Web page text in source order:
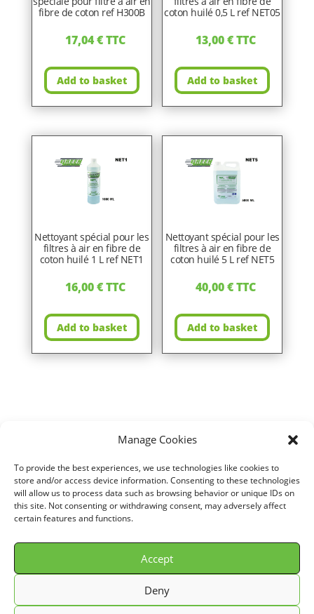
Manage Cookies
To provide the best experiences, we use technologies like cookies to
store and/or access device information. Consenting to these technologies
will allow us to process data such as browsing behavior or unique IDs on
this site. Not consenting or withdrawing consent, may adversely affect
certain features and functions.
Accept
Deny
fibre de coton ref H300B
17,04€TTC
Add to basket
coton huilé 0,5 L ref NET05
13,00€TTC
Add to basket
Nettoyant spécial pour les
filtres à air en fibre de
coton huilé 1 L ref NET1
16,00€TTC
Add to basket
Nettoyant spécial pour les
filtres à air en fibre de
coton huilé 5 L ref NET5
40,00€TTC
Add to basket
Home/VOITURE /FIAT/MAREA/1,2L i 16V (82 cv)/ Air filter for
FIAT MAREA 1,2L i 16V (82 cv) years 98> ref. P441306
© GREEN FILTER 2026. Tous droits réservés.